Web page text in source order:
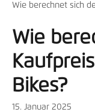
Wie berechnet sich
Wie
Bikes?
15. Januar 2025